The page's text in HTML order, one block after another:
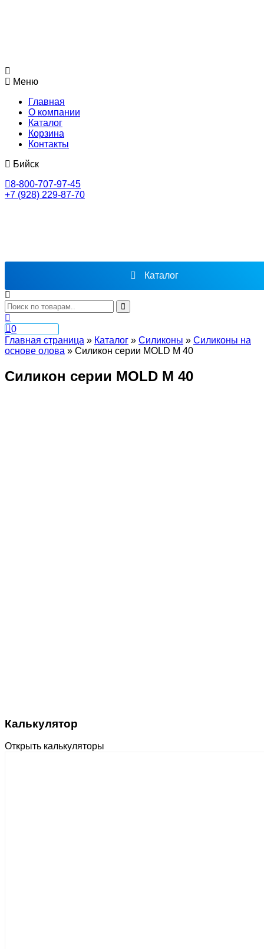
Меню
Главная
О компании
Каталог
Корзина
Контакты
Бийск
8-800-707-97-45
+7 (928) 229-87-70
Каталог
0
Главная страница » Каталог » Силиконы » Cиликоны на
основе олова » Силикон серии MOLD M 40
Силикон серии MOLD M 40
Калькулятор
Открыть калькуляторы